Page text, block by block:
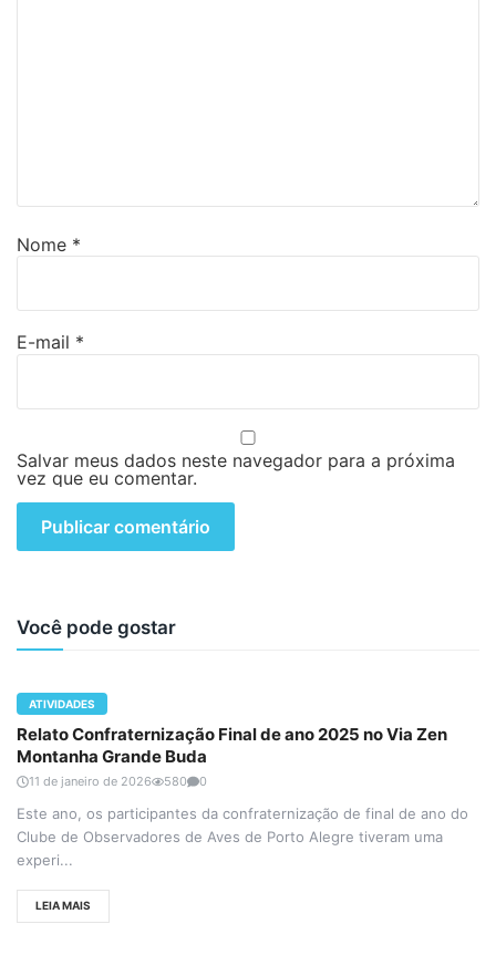
Nome *
E-mail *
Salvar meus dados neste navegador para a próxima
vez que eu comentar.
Você pode gostar
ATIVIDADES
Relato Confraternização Final de ano 2025 no Via Zen
Montanha Grande Buda
11 de janeiro de 2026 580 0
Este ano, os participantes da confraternização de final de ano do
Clube de Observadores de Aves de Porto Alegre tiveram uma
experi...
LEIA MAIS